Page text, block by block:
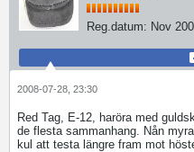
Reg.datum: Nov
2008-07-28, 23:30
Red Tag, E-12, haröra med
de flesta sammanhang. Nån
kul att testa längre fram mot